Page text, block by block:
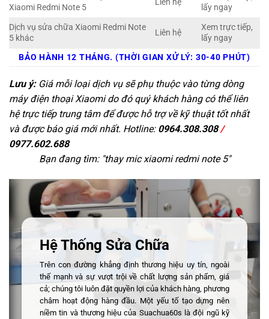
Xiaomi Redmi Note 5
lấy ngay
Dịch vụ sửa chữa Xiaomi Redmi Note
5 khác
Liên hệ
Xem trực tiếp,
lấy ngay
BẢO HÀNH 12 THÁNG. (THỜI GIAN XỬ LÝ: 30-40 PHÚT)
Lưu ý:Giá mỗi loại dịch vụ sẽ phụ thuộc vào từng dòng
máy điện thoại Xiaomi do đó quý khách hàng có thể liên
hệ trực tiếp trung tâm để được hỗ trợ về kỹ thuật tốt nhất
và được báo giá mới nhất. Hotline: 0964.308.308/
0977.602.688
Bạn đang tìm: "thay mic xiaomi redmi note 5"
Hệ Thống Sửa Chữa
Trên con đường khẳng định thương hiệu uy tín, ngoài
thế mạnh và sự vượt trội về chất lượng sản phẩm, giá
cả; chúng tôi luôn đặt quyền lợi của khách hàng, phương
châm hoạt động hàng đầu. Một yếu tố tạo dựng nên
niềm tin và thương hiệu của Suachua60s là đội ngũ kỹ